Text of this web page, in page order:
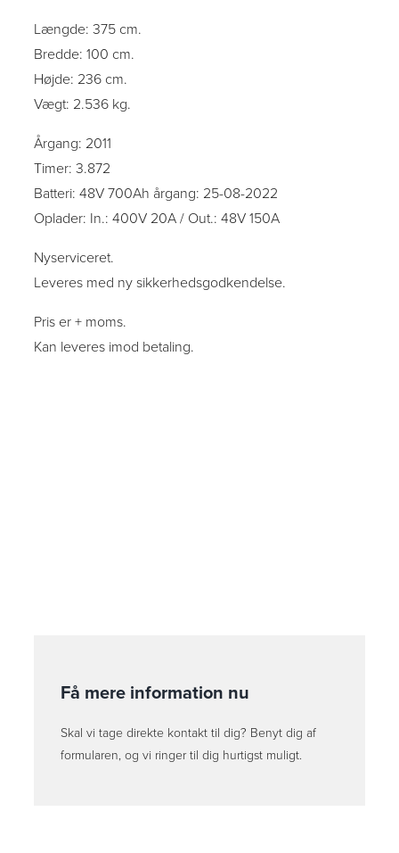
Længde: 375 cm.
Bredde: 100 cm.
Højde: 236 cm.
Vægt: 2.536 kg.
Årgang: 2011
Timer: 3.872
Batteri: 48V 700Ah årgang: 25-08-2022
Oplader: In.: 400V 20A / Out.: 48V 150A
Nyserviceret.
Leveres med ny sikkerhedsgodkendelse.
Pris er + moms.
Kan leveres imod betaling.
Få mere information nu
Skal vi tage direkte kontakt til dig? Benyt dig af
formularen, og vi ringer til dig hurtigst muligt.